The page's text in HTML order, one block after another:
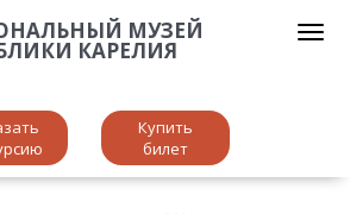
МУЗЕЙ
КАРЕЛИЯ
Купить
билет